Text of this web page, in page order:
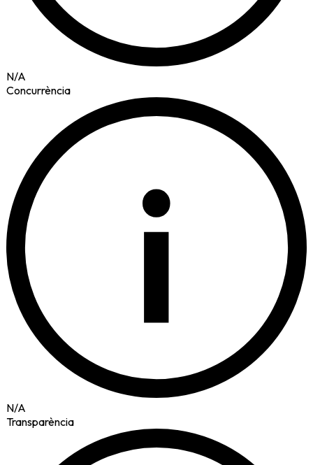
N/A
Concurrència
i
N/A
Transparència